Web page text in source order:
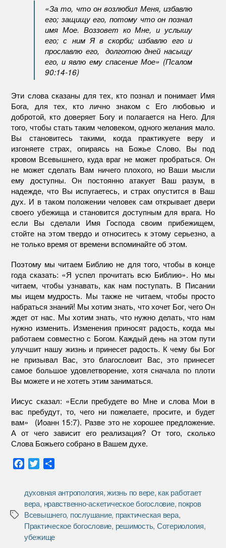
«За то, что он возлюбил Меня, избавлю
его; защищу его, потому что он познал
имя Мое. Воззовет ко Мне, и услышу
его; с ним Я в скорби; избавлю его и
прославлю его, долготою дней насыщу
его, и явлю ему спасение Мое» (Псалом
90:14-16)
Эти слова сказаны для тех, кто познал и понимает Имя
Бога, для тех, кто лично знаком с Его любовью и
добротой, кто доверяет Богу и полагается на Него. Для
того, чтобы стать таким человеком, одного желания мало.
Вы становитесь такими, когда практикуете веру и
изгоняете страх, опираясь на Божье Слово. Вы под
кровом Всевышнего, куда враг не может пробраться. Он
не может сделать Вам ничего плохого, но Ваши мысли
ему доступны. Он постоянно атакует Ваш разум, в
надежде, что Вы испугаетесь, и страх опустится в Ваш
дух. И в таком положении человек сам открывает двери
своего убежища и становится доступным для врага. Но
если Вы сделали Имя Господа своим прибежищем,
стойте на этом твердо и относитесь к этому серьезно, а
не только время от времени вспоминайте об этом.
Поэтому мы читаем Библию не для того, чтобы в конце
года сказать: «Я успел прочитать всю Библию». Но мы
читаем, чтобы узнавать, как нам поступать. В Писании
мы ищем мудрость. Мы также не читаем, чтобы просто
набраться знаний! Мы хотим знать, что хочет Бог, чего Он
ждет от нас. Мы хотим знать, что нужно делать, что нам
нужно изменить. Изменения приносят радость, когда мы
работаем совместно с Богом. Каждый день на этом пути
улучшит нашу жизнь и принесет радость. К чему бы Бог
не призывал Вас, это благословит Вас, это принесет
самое большое удовлетворение, хотя сначала по плоти
Вы можете и не хотеть этим заниматься.
Иисус сказал: «Если пребудете во Мне и слова Мои в
вас пребудут, то, чего ни пожелаете, просите, и будет
вам» (Иоанн 15:7). Разве это не хорошее предложение.
А от чего зависит его реализация? От того, сколько
Слова Божьего собрано в Вашем духе.
e
b
o
o
k
t
t
e
r
р
а
в
и
т
Метки
духовная антропология,жизнь по вере, как работает
вера, нравственно-аскетическое богословие, покров
Всевышнего, послушание, практическая вера,
Практическое богословие, решимость, Сотериология,
убежище